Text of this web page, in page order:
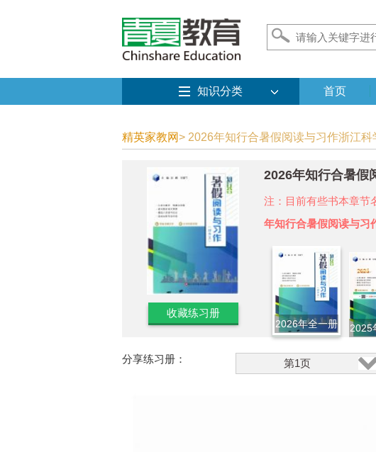
知识分类 首页
精英家教网> 2026年知行合暑假阅读与习作浙江
收藏练习册
2026年知行合暑假
注：目前有些书本章节
年知行合暑假阅读与习
2026年全一册 2025
分享练习册： 第1页